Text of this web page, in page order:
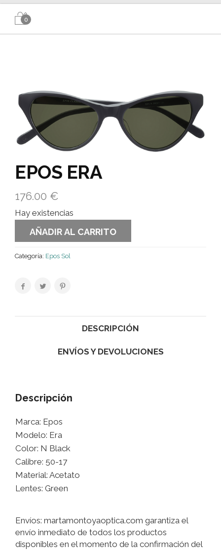
0
EPOS ERA
176.00 €
Hay existencias
AÑADIR AL CARRITO
Categoría: Epos Sol
DESCRIPCIÓN
ENVÍOS Y DEVOLUCIONES
Descripción
Marca: Epos
Modelo: Era
Color: N Black
Calibre: 50-17
Material: Acetato
Lentes: Green
Envíos: martamontoyaoptica.com garantiza el
envío inmediato de todos los productos
disponibles en el momento de la confirmación del